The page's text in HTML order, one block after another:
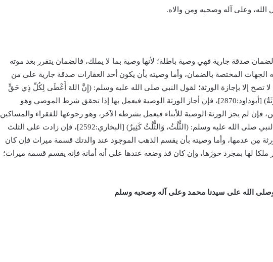
الله، وعلى آله وصحبه ومن والاه.
صدقة جارية فهي وصية باطلة؛ لأنها وصية بما لا يملك، فالضمان يتقرر بعد موته
الجهات المختصة بالضمان، وأما وصيته بأن يكون أحد العقارات صدقة جارية على من
لا تصح إلا بإجازة الورثة؛ لقول النبي صلى الله عليه وسلم: (إِنَّ اللهَ أَعْطَى لِكُلِّ ذِي حَقٍّ
حَقَّهُ، فَلَا وَصِيَّةَ لِوَارِثٍ، إِلاَّ أَنْ يَشَاءَ الْوَرَثَةُ) [أبوداود:2870]، فإن أجاز الورثة الوصية فيعمل بها إذا تحقق شرط الموصي وهو
فإن لم يجز الورثة الوصية للأبناء فيعمل بشرطه الآخر، وهو رجوعها للفقراء والمساكين
إن كانت في حدود الثلث فأقل؛ لقول النبي صلى الله عليه وسلم: (الثُّلُثُ، وَالثُّلُثُ كَثِيرٌ) [البخاري:2592]، فإن زادت على الثلث
مِن عدمها، وأما وصيته بأن يقسم الذهب الموجود عند والدتك قسمة ميراث فإن كان
لها بمجرد حوزها، وإن كان قد وضعه عندها على أنه أمانة فإنه يقسم قسمة ميراث؛
الله على سيدنا محمد وعلى آله وصحبه وسلم